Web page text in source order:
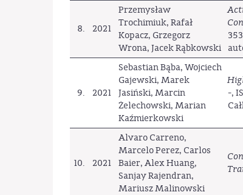
8. 2021
Przemysław
Trochimiuk, Rafał
Kopacz, Grzegorz
Wrona, Jacek Rąbkowski
9. 2021
Sebastian Bąba, Wojciech
Gajewski, Marek
Jasiński, Marcin
Żelechowski, Marian
Kaźmierkowski
-,
10. 2021
Alvaro Carreno,
Marcelo Perez, Carlos
Baier, Alex Huang,
Sanjay Rajendran,
Mariusz Malinowski